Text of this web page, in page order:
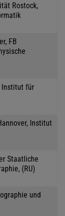
Rostock,
FB
Institut für
Institut
Staatliche
(RU)
und